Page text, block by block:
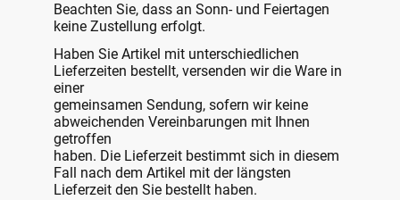
Beachten Sie, dass an Sonn- und Feiertagen
keine Zustellung erfolgt.
Haben Sie Artikel mit unterschiedlichen
Lieferzeiten bestellt, versenden wir die Ware in
einer
gemeinsamen Sendung, sofern wir keine
abweichenden Vereinbarungen mit Ihnen
getroffen
haben. Die Lieferzeit bestimmt sich in diesem
Fall nach dem Artikel mit der längsten
Lieferzeit den Sie bestellt haben.